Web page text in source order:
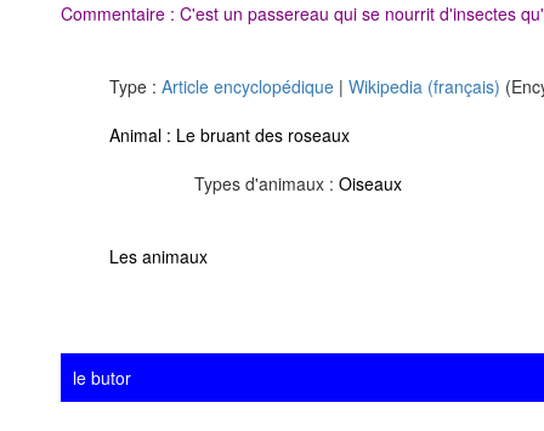
Commentaire : C'est un passereau qui se nourrit d'insectes
Type : Article encyclopédique | Wikipedia (français)
Animal : Le bruant des roseaux
Types d'animaux : Oiseaux
Les animaux
le butor